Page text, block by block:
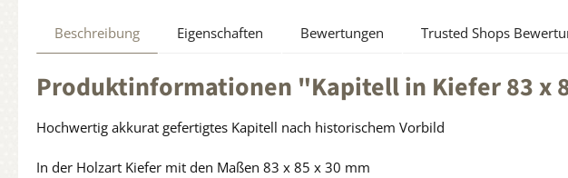
Beschreibung Eigenschaften Bewertungen Trusted Shops
Produktinformationen "Kapitell in Kiefer 83 x
Hochwertig akkurat gefertigtes Kapitell nach historischem Vorbild
In der Holzart Kiefer mit den Maßen 83 x 85 x 30 mm